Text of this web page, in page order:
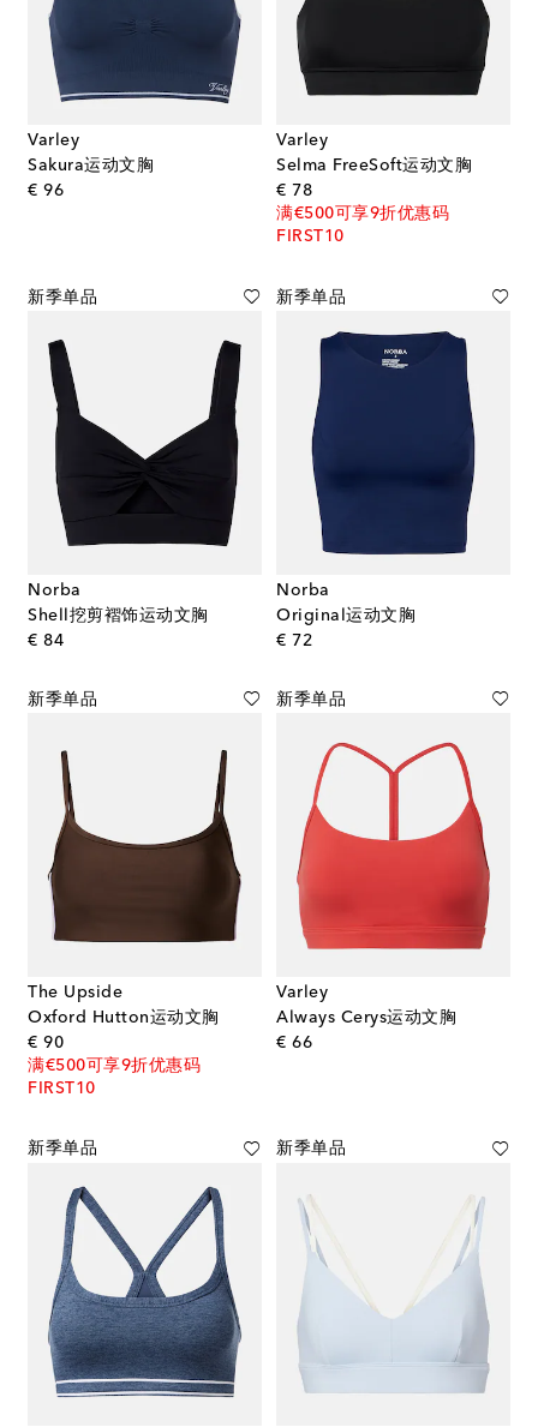
Varley
Sakura运动文胸
€ 96original price
Varley
Selma FreeSoft运动文胸
€ 78original price
满€500可享9折优惠码
FIRST10
新季单品
Norba
Shell挖剪褶饰运动文胸
€ 84original price
新季单品
Norba
Original运动文胸
€ 72original price
新季单品
The Upside
Oxford Hutton运动文胸
€ 90original price
满€500可享9折优惠码
FIRST10
新季单品
Varley
Always Cerys运动文胸
€ 66original price
新季单品 新季单品